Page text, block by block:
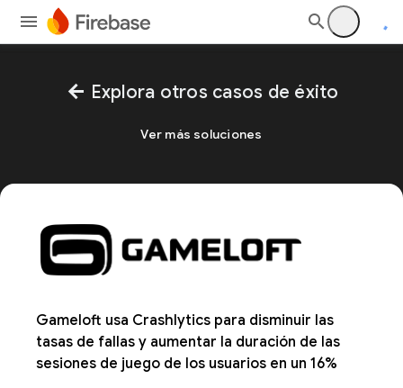
arrow_back Explora otros casos de éxito
Ver más soluciones
Gameloft usa Crashlytics para disminuir las
tasas de fallas y aumentar la duración de las
sesiones de juego de los usuarios en un 16%